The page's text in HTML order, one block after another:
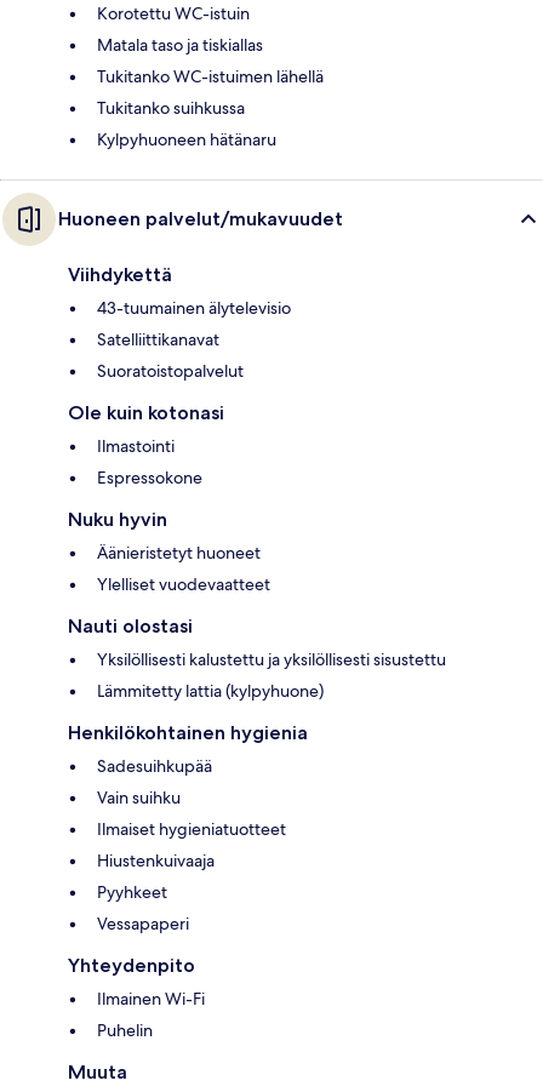
Korotettu WC-istuin
Matala taso ja tiskiallas
Tukitanko WC-istuimen lähellä
Tukitanko suihkussa
Kylpyhuoneen hätänaru
Huoneen palvelut/mukavuudet
Viihdykettä
43-tuumainen älytelevisio
Satelliittikanavat
Suoratoistopalvelut
Ole kuin kotonasi
Ilmastointi
Espressokone
Nuku hyvin
Äänieristetyt huoneet
Ylelliset vuodevaatteet
Nauti olostasi
Yksilöllisesti kalustettu ja yksilöllisesti sisustettu
Lämmitetty lattia (kylpyhuone)
Henkilökohtainen hygienia
Sadesuihkupää
Vain suihku
Ilmaiset hygieniatuotteet
Hiustenkuivaaja
Pyyhkeet
Vessapaperi
Yhteydenpito
Ilmainen Wi-Fi
Puhelin
Muuta